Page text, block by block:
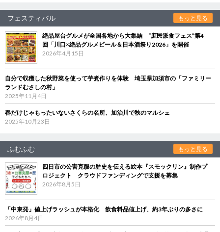
フェスティバル もっと見る
絶品屋台グルメが全国各地から大集結 “庶民派食フェス”第4
回「川口×絶品グルメビール＆日本酒祭り2026」を開催
2026年4月15日
自分で収穫した秋野菜を使って芋煮作りを体験 埼玉県加須市の「ファミリー
ランドむさしの村」
2025年11月4日
春だけじゃもったいないさくらの名所、加治川で秋のマルシェ
2025年10月23日
ふむふむ もっと見る
四日市の公害克服の歴史を伝える絵本『スモックリン』制作プ
ロジェクト クラウドファンディングで支援を募集
2026年8月5日
「中東発」値上げラッシュが本格化 飲食料品値上げ、約3年ぶりの多さに
2026年8月4日